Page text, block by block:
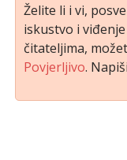
Želite li i vi,
iskustvo i
čitateljima,
Povjerljivo.